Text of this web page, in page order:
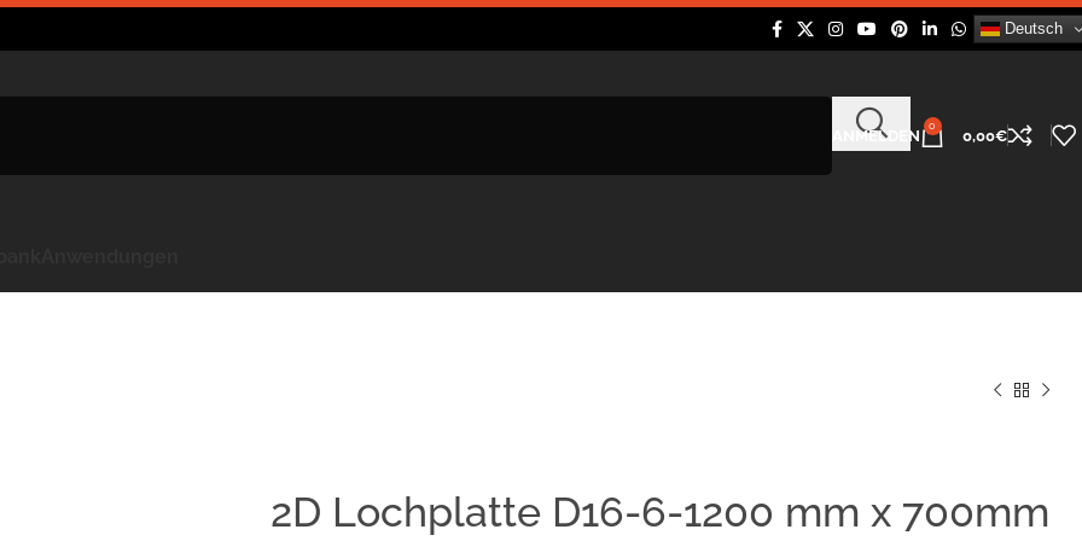
Deutsch
ANMELDEN
0
0,00€
2D Lochplatte D16-6-1200 mm x 700mm